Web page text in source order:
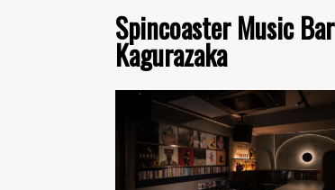
Spincoaster Music Bar
Kagurazaka